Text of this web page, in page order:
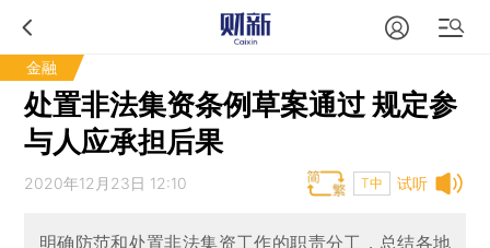
金融
处置非法集资条例草案通过 规定参
与人应承担后果
试听
2020年12月23日 12:10 T中
明确防范和处置非法集资工作的职责分工，总结各地